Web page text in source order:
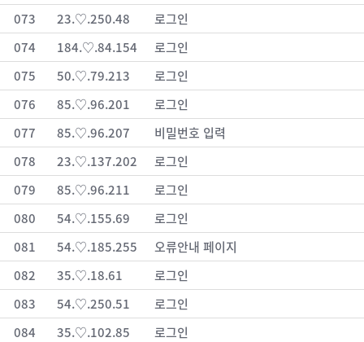
073 23.♡.250.48
로그인
074
184.♡.84.154
로그인
075
50.♡.79.213
로그인
076
85.♡.96.201
로그인
077
85.♡.96.207
비밀번호 입력
078
23.♡.137.202
로그인
079
85.♡.96.211
로그인
080
54.♡.155.69
로그인
081
54.♡.185.255
오류안내 페이지
082
35.♡.18.61
로그인
083
54.♡.250.51
로그인
084
35.♡.102.85
로그인